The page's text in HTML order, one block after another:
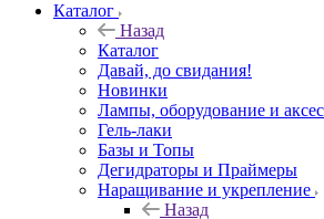
Каталог
Назад
Каталог
Давай, до свидания!
Новинки
Лампы, оборудование и
Гель-лаки
Базы и Топы
Дегидраторы и Праймеры
Наращивание и укрепление
Назад